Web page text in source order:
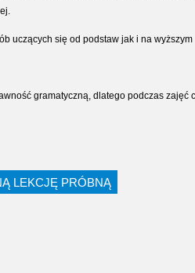
uczących się od podstaw jak i na wyższym
gramatyczną, dlatego podczas zajęć
LEKCJĘ PRÓBNĄ